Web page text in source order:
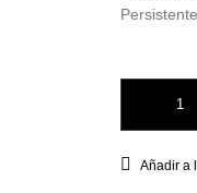
Añadir a